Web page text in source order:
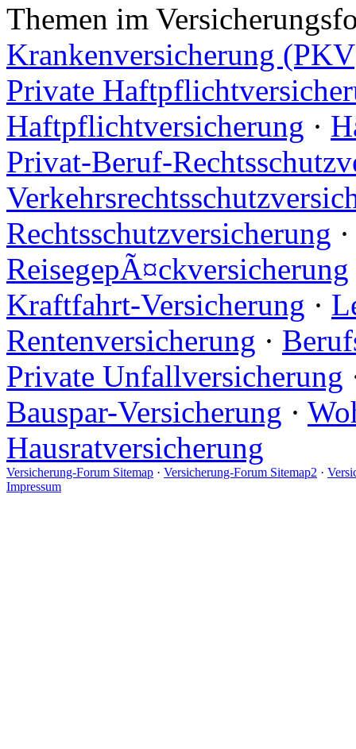
Themen im
Krankenversicherung
Private
Haftpflichtversicherung ·
Privat-Beruf-
Rechtsschutzversicherung
ReisegepÃ¤ckversicherung
Kraftfahrt-Versicherung ·
Rentenversicherung ·
Private Unfallversicherung
Bauspar-Versicherung ·
Hausratversicherung
Versicherung-Forum Sitemap · Versicherung-Forum Sitemap2 ·
Impressum